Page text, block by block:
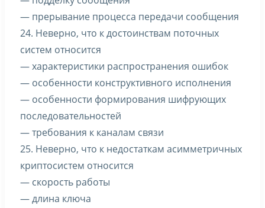
— прерывание процесса передачи сообщения
24. Неверно, что к достоинствам поточных
систем относится
— характеристики распространения ошибок
— особенности конструктивного исполнения
— особенности формирования шифрующих
последовательностей
— требования к каналам связи
25. Неверно, что к недостаткам асимметричных
криптосистем относится
— скорость работы
— длина ключа